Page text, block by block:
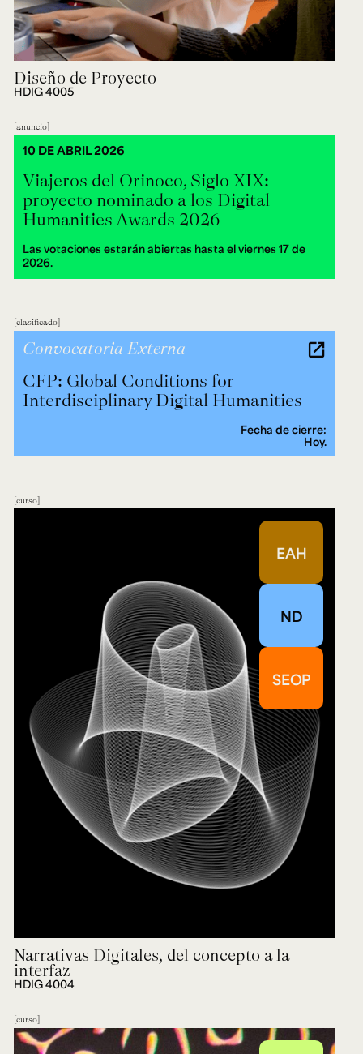
Diseño de Proyecto
HDIG 4005
anuncio
Viajeros del Orinoco, Siglo XIX:
proyecto nominado a los Digital
Humanities Awards 2026
Las votaciones estarán abiertas hasta el viernes 17 de
2026.
10 DE ABRIL 2026
clasificado
CFP: Global Conditions for
Interdisciplinary Digital Humanities
Convocatoria Externa
Fecha de cierre:
Hoy.
curso
EAH
ND
SEOP
Narrativas Digitales, del concepto a la
interfaz
HDIG 4004
curso